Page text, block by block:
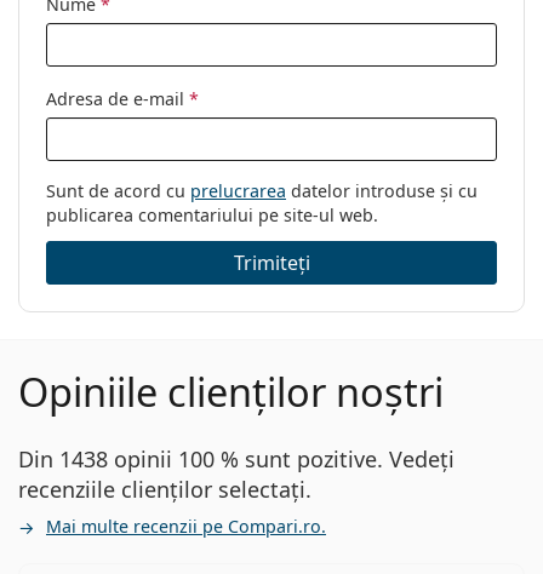
Adresa de e-mail *
Sunt de acord cu prelucrarea datelor introduse și cu
publicarea comentariului pe site-ul web.
Trimiteți
Opiniile clienților noștri
Din 1438 opinii 100 % sunt pozitive. Vedeți
recenziile clienților selectați.
Mai multe recenzii pe Compari.ro.